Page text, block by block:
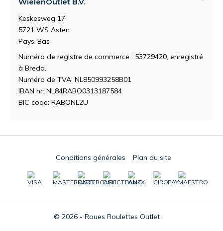
WielenOutlet B.V.
Keskesweg 17
5721 WS Asten
Pays-Bas
Numéro de registre de commerce : 53729420, enregistré
à Breda.
Numéro de TVA: NL850993258B01
IBAN nr: NL84RABO0313187584
BIC code: RABONL2U
© 2026 - Roues Roulettes Outlet
Conditions générales Plan du site